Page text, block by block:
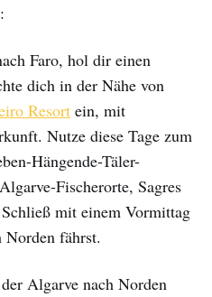
Faro, hol dir einen
dich in der Nähe von
Resort ein, mit
Nutze diese Tage zum
Hängende-Täler-
Fischerorte, Sagres
mit einem Vormittag
Norden fährst.
Algarve nach Norden